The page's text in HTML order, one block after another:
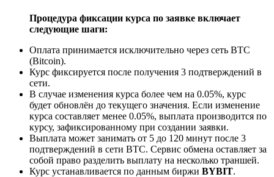
Процедура фиксации курса по заявке включает
следующие шаги:
Оплата принимается исключительно через сеть BTC
(Bitcoin).
Курс фиксируется после получения 3 подтверждений в
сети.
В случае изменения курса более чем на 0.05%, курс
будет обновлён до текущего значения. Если изменение
курса составляет менее 0.05%, выплата производится по
курсу, зафиксированному при создании заявки.
Выплата может занимать от 5 до 120 минут после 3
подтверждений в сети BTC. Сервис обмена оставляет за
собой право разделить выплату на несколько траншей.
Курс устанавливается по данным биржи BYBIT.